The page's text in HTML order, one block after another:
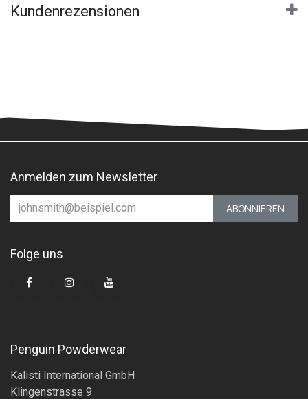
Kundenrezensionen
Anmelden zum Newsletter
ABONNIEREN
Folge uns
Penguin Powderwear
Kalisti International GmbH
Klingenstrasse 9